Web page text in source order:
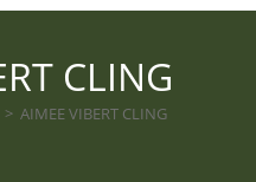
CLING
> AIMEE VIBERT CLING